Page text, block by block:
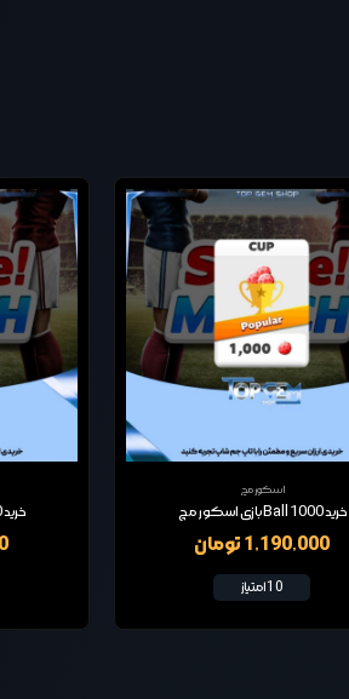
اسکور مچ
خرید 1000 Ball بازی اسکور مچ
1,190,000 تومان
10 امتیاز
خرید 2500 Ball بازی اسکور مچ